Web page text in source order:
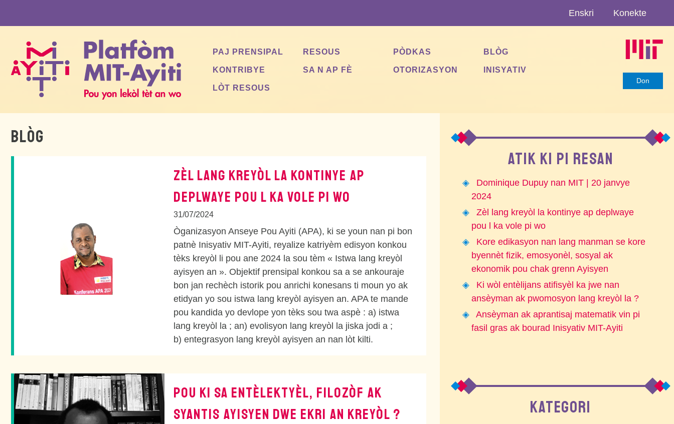
Enskri Konekte
Don
PAJ PRENSIPAL RESOUS PÒDKAS
BLÒG
KONTRIBYE
SA N AP FÈ OTORIZASYON
INISYATIV
LÒT RESOUS
BLÒG
ZÈL LANG KREYÒL LA KONTINYE AP
DEPLWAYE POU L KA VOLE PI WO
31/07/2024
Òganizasyon Anseye Pou Ayiti (APA), ki se youn nan pi bon
patnè Inisyativ MIT-Ayiti, reyalize katriyèm edisyon konkou
tèks kreyòl li pou ane 2024 la sou tèm « Istwa lang kreyòl
ayisyen an ». Objektif prensipal konkou sa a se ankouraje
bon jan rechèch istorik pou anrichi konesans ti moun yo ak
etidyan yo sou istwa lang kreyòl ayisyen an. APA te mande
pou kandida yo devlope yon tèks sou twa aspè : a) istwa
lang kreyòl la ; an) evolisyon lang kreyòl la jiska jodi a ;
b) entegrasyon lang kreyòl ayisyen an nan lòt kilti.
POU KI SA ENTÈLEKTYÈL, FILOZÒF AK
SYANTIS AYISYEN DWE EKRI AN KREYÒL ?
ATIK KI PI RESAN
Dominique Dupuy nan MIT | 20 janvye
2024
Zèl lang kreyòl la kontinye ap deplwaye
pou l ka vole pi wo
Kore edikasyon nan lang manman se kore
byennèt fizik, emosyonèl, sosyal ak
ekonomik pou chak grenn Ayisyen
Ki wòl entèlijans atifisyèl ka jwe nan
ansèyman ak pwomosyon lang kreyòl la ?
Ansèyman ak aprantisaj matematik vin pi
fasil gras ak bourad Inisyativ MIT-Ayiti
KATEGORI